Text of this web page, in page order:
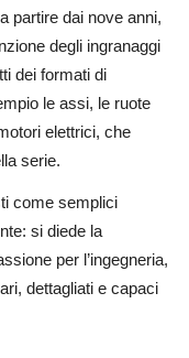
partire dai nove anni,
degli ingranaggi
dei formati di
le assi, le ruote
elettrici, che
serie.
come semplici
si diede la
per l’ingegneria,
dettagliati e capaci